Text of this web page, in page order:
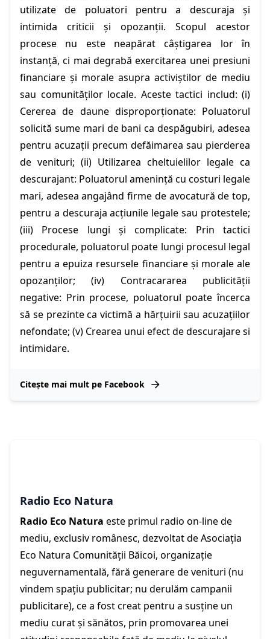
utilizate de poluatori pentru a descuraja și
intimida criticii și opozanții. Scopul acestor
procese nu este neapărat câștigarea lor în
instanță, ci mai degrabă exercitarea unei presiuni
financiare și morale asupra activiștilor de mediu
sau comunităților locale. Aceste tactici includ: (i)
Cererea de daune disproporționate: Poluatorul
solicită sume mari de bani ca despăgubiri, adesea
pentru acuzații precum defăimarea sau pierderea
de venituri; (ii) Utilizarea cheltuielilor legale ca
descurajant: Poluatorul amenință cu costuri legale
mari, adesea angajând firme de avocatură de top,
pentru a descuraja acțiunile legale sau protestele;
(iii) Procese lungi și complicate: Prin tactici
procedurale, poluatorul poate lungi procesul legal
pentru a epuiza resursele financiare și morale ale
opozanților; (iv) Contracararea publicității
negative: Prin procese, poluatorul poate încerca
să se prezinte ca victimă a hărțuirii sau acuzațiilor
nefondate; (v) Crearea unui efect de descurajare si
intimidare.
Citește mai mult pe Facebook
Radio Eco Natura
Radio Eco Natura este primul radio on-line de
mediu, exclusiv românesc, dezvoltat de Asociația
Eco Natura Comunității Băicoi, organizație
neguvernamentală, fără generare de venituri (nu
vindem spațiu publicitar; nu derulăm campanii
publicitare), ce a fost creat pentru a susține un
mediu curat și sănătos, prin promovarea unei